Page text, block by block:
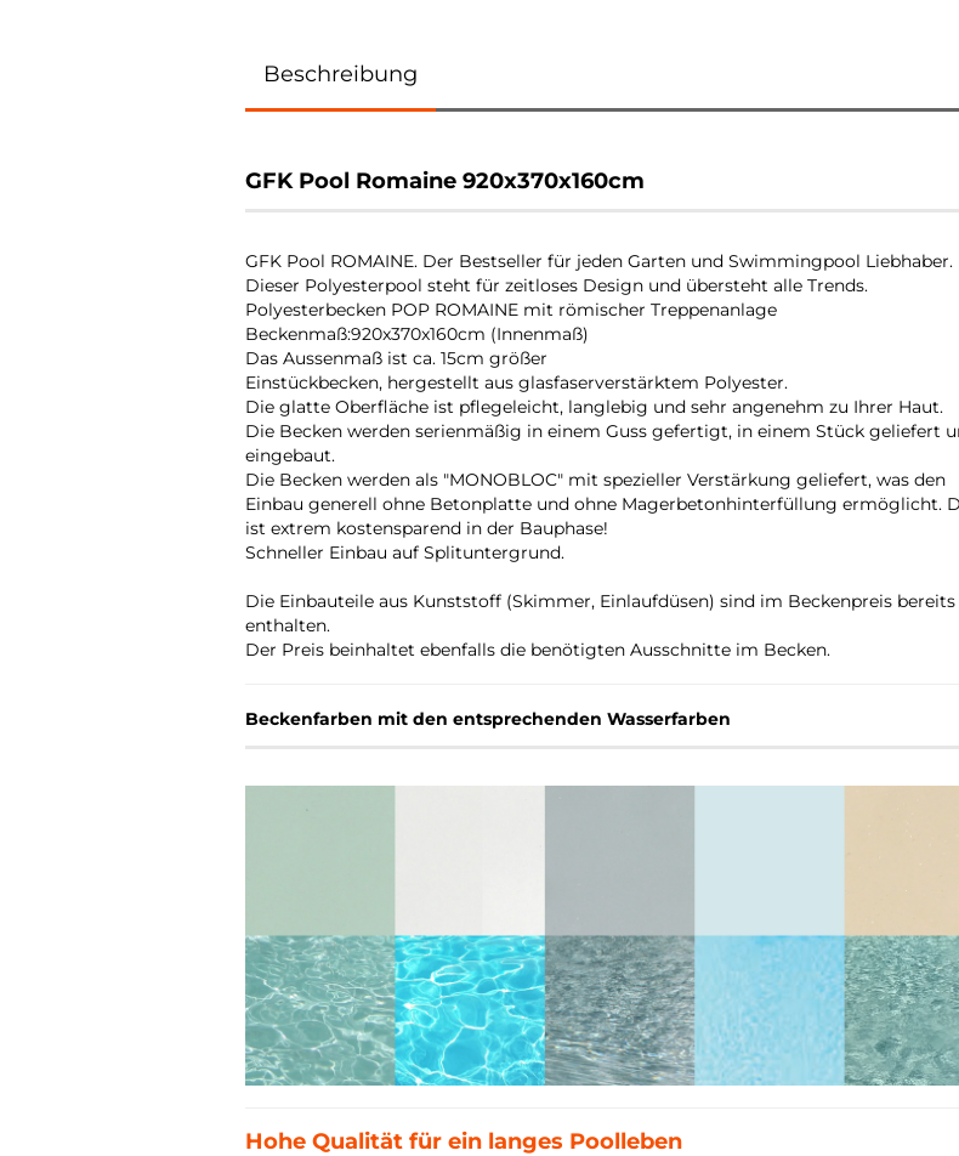
Beschreibung
GFK Pool Romaine 920x370x160cm
GFK Pool ROMAINE. Der Bestseller für jeden Garten und Swimmingpool Liebhaber.
Dieser Polyesterpool steht für zeitloses Design und übersteht alle Trends.
Polyesterbecken POP ROMAINE mit römischer Treppenanlage
Beckenmaß:920x370x160cm (Innenmaß)
Das Aussenmaß ist ca. 15cm größer
Einstückbecken, hergestellt aus glasfaserverstärktem Polyester.
Die glatte Oberfläche ist pflegeleicht, langlebig und sehr angenehm zu Ihrer Haut.
Die Becken werden serienmäßig in einem Guss gefertigt, in einem Stück geliefert
eingebaut.
Die Becken werden als "MONOBLOC" mit spezieller Verstärkung geliefert, was den
Einbau generell ohne Betonplatte und ohne Magerbetonhinterfüllung ermöglicht.
ist extrem kostensparend in der Bauphase!
Schneller Einbau auf Splituntergrund.
Die Einbauteile aus Kunststoff (Skimmer, Einlaufdüsen) sind im Beckenpreis bereits
enthalten.
Der Preis beinhaltet ebenfalls die benötigten Ausschnitte im Becken.
Beckenfarben mit den entsprechenden Wasserfarben
Hohe Qualität für ein langes Poolleben